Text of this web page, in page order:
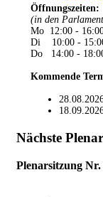
Öffnungszeiten:
(in den
Mo 12:00 -
Di 10:00 -
Do 14:00 -
Kommende
Nächste
Plenarsitzung Nr.